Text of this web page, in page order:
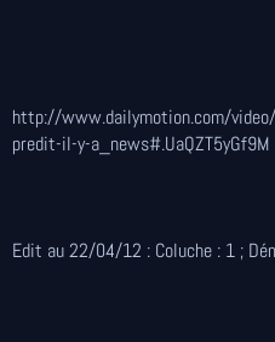
http://www.dailymotion.com/
predit-il-y-a_news#.UaQZT5yGf9M
Edit au 22/04/12 : Coluche : 1 ;